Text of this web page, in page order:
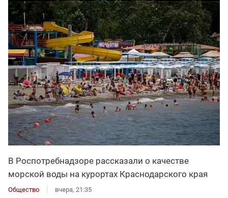
В Роспотребнадзоре рассказали о качестве
морской воды на курортах Краснодарского края
Общество вчера, 21:35